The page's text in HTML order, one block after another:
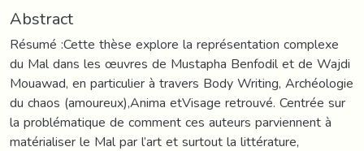
Abstract
Résumé :Cette thèse explore la représentation complexe
du Mal dans les œuvres de Mustapha Benfodil et de Wajdi
Mouawad, en particulier à travers Body Writing, Archéologie
du chaos (amoureux),Anima etVisage retrouvé. Centrée sur
la problématique de comment ces auteurs parviennent à
matérialiser le Mal par l’art et surtout la littérature,